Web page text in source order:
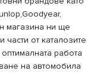
магазина ни ще
части от каталозите
работа
на автомобила